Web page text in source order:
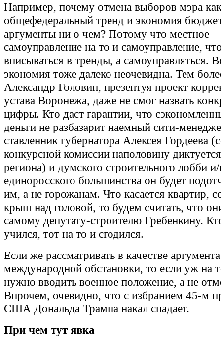
Например, почему отмена выборов мэра как
общефедеральный тренд и экономия
аргументы ни о чем? Потому что местное
самоуправление на то и самоуправление,
вписываться в тренды, а самоуправляться.
экономия тоже далеко неочевидна. Тем
Александр Головин, презентуя проект
устава Воронежа, даже не смог назвать
цифры. Кто даст гарантии, что
деньги не разбазарит наемный сити-
ставленник губернатора Алексея Гордеева
конкурсной комиссии наполовину
региона) и думского строительного лобби
единоросского большинства он будет
им, а не горожанам. Что касается квартир,
крыш над головой, то будем считать, что
самому депутату-строителю Гребенкину.
учился, тот на то и сгодился.
Если же рассматривать в качестве
международной обстановки, то если уж на
нужно вводить военное положение, а не
Впрочем, очевидно, что с избранием 45-м
США Дональда Трампа накал спадает.
При чем тут явка